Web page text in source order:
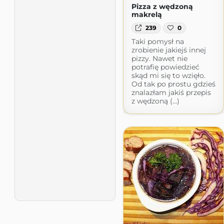
Pizza z wędzoną
makrelą
239 0
Taki pomysł na
zrobienie jakiejś innej
pizzy. Nawet nie
potrafię powiedzieć
skąd mi się to wzięło.
Od tak po prostu gdzieś
znalazłam jakiś przepis
z wędzoną (...)